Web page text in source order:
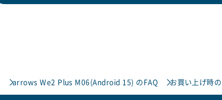
arrows We2 Plus M06(Android 15) のFAQ お買い上げ時